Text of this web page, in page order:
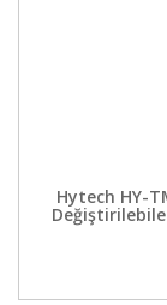
Hytech HY-